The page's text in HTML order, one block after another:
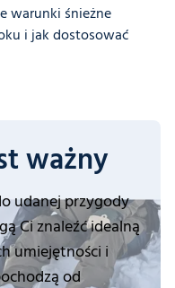
warunki śnieżne
i jak dostosować
ważny
udanej przygody
Ci znaleźć idealną
umiejętności i
od